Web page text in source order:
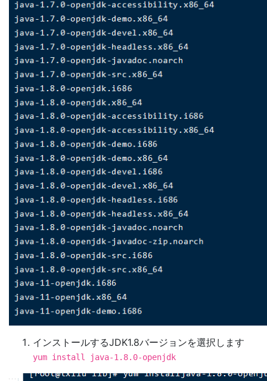
インストールするJDK1.8バージョンを選択します
yum install java-1.8.0-openjdk